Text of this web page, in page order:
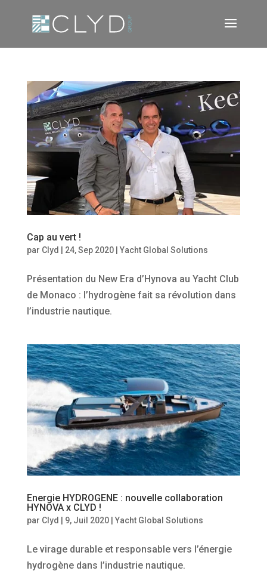
Cap au vert !
par Clyd 24, Sep 2020| Yacht Global Solutions
Présentation du New Era d’Hynova au Yacht Club
de Monaco : l’hydrogène fait sa révolution dans
l’industrie nautique.
Energie HYDROGENE : nouvelle collaboration
HYNOVA x CLYD !
par Clyd 9, Juil 2020| Yacht Global Solutions
Le virage durable et responsable vers l’énergie
hydrogène dans l’industrie nautique.